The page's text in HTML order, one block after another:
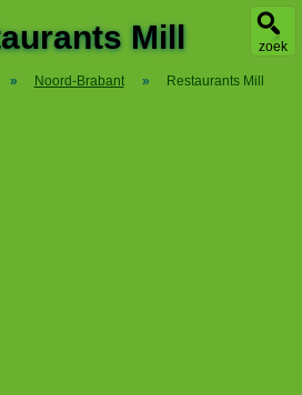
zoek
Mill
» Noord-Brabant » Restaurants Mill